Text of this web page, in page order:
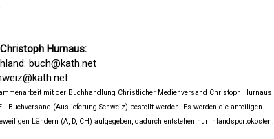
Hurnaus:
buch@kath.net
mit der Buchhandlung Christlicher Medienversand Christoph Hurnaus
Buchversand (Auslieferung Schweiz) bestellt werden. Es werden die anteiligen
Ländern (A, D, CH) aufgegeben, dadurch entstehen nur Inlandsportokosten.